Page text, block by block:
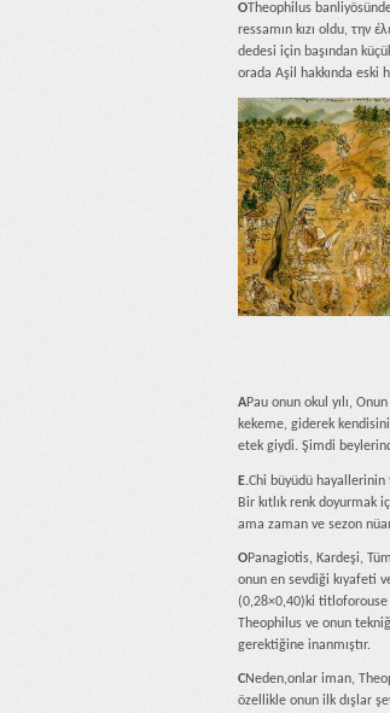
Ο Theophilus
ressamın kızı oldu, την
dedesi için başından
orada Aşil hakkında eski
APau onun okul yılı,
kekeme, giderek
etek giydi. Şimdi
E.Chi büyüdü hayallerinin
Bir kıtlık renk doyurmak
ama zaman ve sezon
ΟPanagiotis, Kardeşi,
onun en sevdiği kıyafeti
(0,28×0,40)ki
Theophilus ve onun
gerektiğine inanmıştır.
CNeden,onlar iman,
özellikle onun ilk dışlar